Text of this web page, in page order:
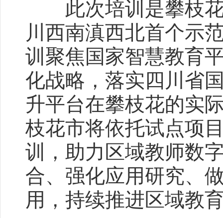
此次培训是攀枝花
川西南滇西北首个示
训聚焦国家智慧教育
化战略，落实四川省
升平台在攀枝花的实
枝花市将依托试点项
训，助力区域教师数
合、强化应用研究、
用，持续推进区域教